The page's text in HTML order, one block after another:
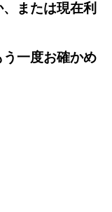
または現在利
一度お確かめ